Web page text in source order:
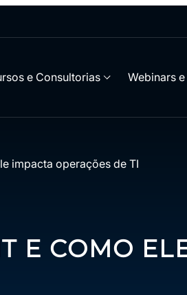
e Consultorias Webinars
impacta operações de TI
E COMO